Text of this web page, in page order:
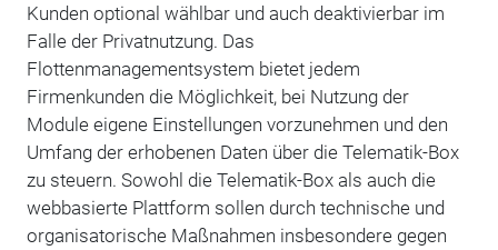
Kunden optional wählbar und auch deaktivierbar im
Falle der Privatnutzung. Das
Flottenmanagementsystem bietet jedem
Firmenkunden die Möglichkeit, bei Nutzung der
Module eigene Einstellungen vorzunehmen und den
Umfang der erhobenen Daten über die Telematik-Box
zu steuern. Sowohl die Telematik-Box als auch die
webbasierte Plattform sollen durch technische und
organisatorische Maßnahmen insbesondere gegen